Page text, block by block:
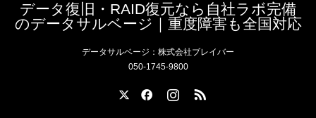
データ復旧・RAID復元なら自社ラボ完備
のデータサルベージ｜重度障害も全国対応
データサルベージ：株式会社ブレイバー
050-1745-9800